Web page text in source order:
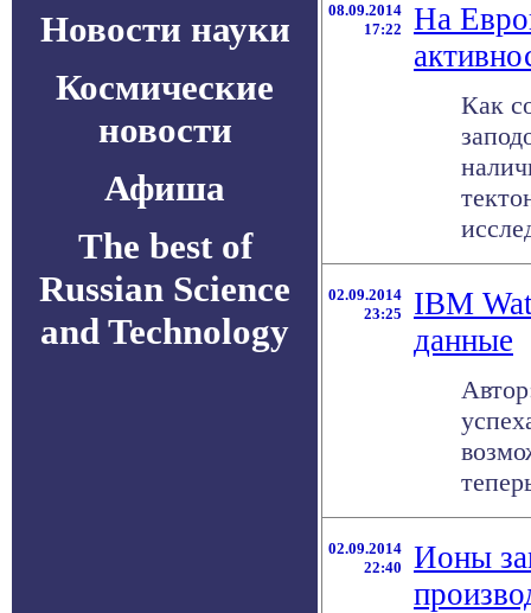
Новости науки
Космические
новости
Афиша
The best of
Russian Science
and Technology
08.09.2014
17:22
На
Как
02.09.2014
23:25
IBM
данные
02.09.2014
22:40
Ионы